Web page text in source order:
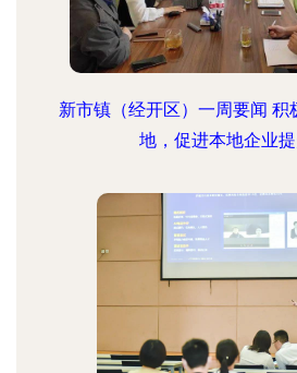
新市镇（经开区）一周要闻 积
地，促进本地企业